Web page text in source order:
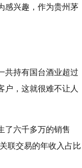
感兴趣，作为贵州茅
共持有国台酒业超过
户，这就很难不让人
了六千多万的销售
联交易的年收入占比